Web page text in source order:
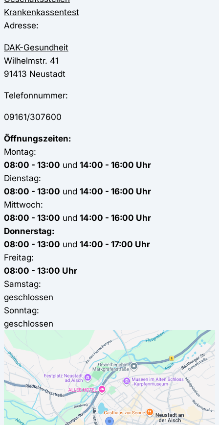
Krankenkassentest
Adresse:
DAK-Gesundheit
Wilhelmstr. 41
91413 Neustadt
Telefonnummer:
09161/307600
Öffnungszeiten:
Montag:
08:00 - 13:00 und 14:00 - 16:00 Uhr
Dienstag:
08:00 - 13:00 und 14:00 - 16:00 Uhr
Mittwoch:
08:00 - 13:00 und 14:00 - 16:00 Uhr
Donnerstag:
08:00 - 13:00 und 14:00 - 17:00 Uhr
Freitag:
08:00 - 13:00 Uhr
Samstag:
geschlossen
Sonntag:
geschlossen